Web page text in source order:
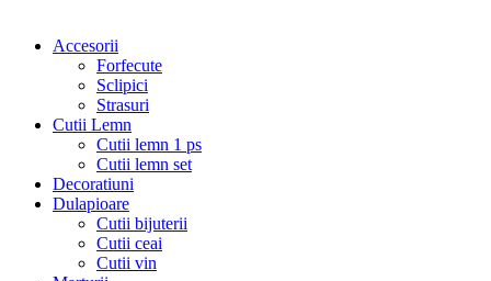
Accesorii
Forfecute
Sclipici
Strasuri
Cutii Lemn
Cutii lemn 1 ps
Cutii lemn set
Decoratiuni
Dulapioare
Cutii bijuterii
Cutii ceai
Cutii vin